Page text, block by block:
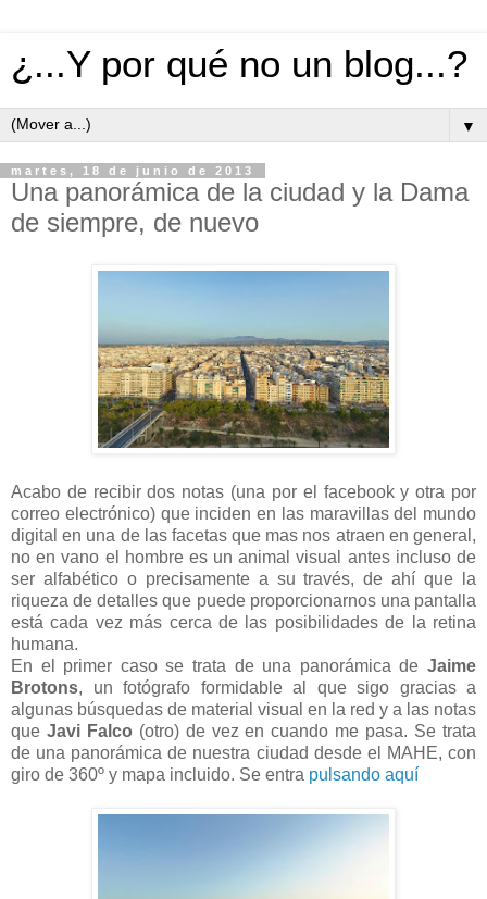
¿...Y por qué no un blog...?
▼
martes, 18 de junio de 2013
Una panorámica de la ciudad y la Dama
de siempre, de nuevo
Acabo de recibir dos notas (una por el facebook y otra por
correo electrónico) que inciden en las maravillas del mundo
digital en una de las facetas que mas nos atraen en general,
no en vano el hombre es un animal visual antes incluso de
ser alfabético o precisamente a su través, de ahí que la
riqueza de detalles que puede proporcionarnos una pantalla
está cada vez más cerca de las posibilidades de la retina
humana.
En el primer caso se trata de una panorámica de Jaime
Brotons, un fotógrafo formidable al que sigo gracias a
algunas búsquedas de material visual en la red y a las notas
que Javi Falco (otro) de vez en cuando me pasa. Se trata
de una panorámica de nuestra ciudad desde el MAHE, con
giro de 360º y mapa incluido. Se entra pulsando aquí